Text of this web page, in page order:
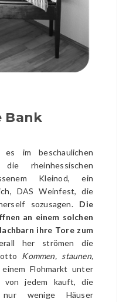
Bank
im beschaulichen
rheinhessischen
Kleinod, ein
DAS Weinfest, die
sozusagen. Die
an einem solchen
ihre Tore zum
her strömen die
Kommen, staunen,
Flohmarkt unter
von jedem kauft, die
wenige Häuser